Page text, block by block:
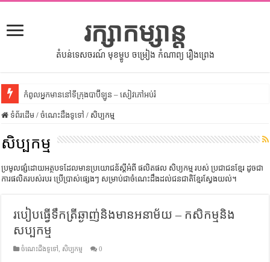
រក្សាកម្សាន្ត
តំបន់ទេសចរណ៍ មុខម្ហូប ចម្រៀង កំណាព្យ រឿងព្រេង
កំពូលអ្នកមាននៅទីក្រុងបាប៊ីឡូន – សៀវភៅអប់រំ
សីលធម៌នៅក្នុងសង្គមខ្មែរ – សៀវភៅចំណេះដឹងទូទៅ
សិល្បះចរចា – សៀវភៅពាណិជ្ជកម្ម
ដើមកំណើតអង្គរ – សៀវភៅចំណេះដឹងទូទៅ
ទំនាក់ទំនងកម្ពុជានិងចិន – សៀវភៅចំណេះដឹងទូទៅ
ព្រះបាទធម្មិក – សៀវភៅចំណេះដឹងទូទៅ
ទំព័រដើម / ចំណេះដឹងទូទៅ / សិប្បកម្ម
សិប្បកម្ម
ប្រមូលផ្សំដោយអត្ថបទដែលមានប្រយោជន័ស្តីអំពី ផលិតផល សិប្យកម្ម របស់ ប្រជាជនខ្មែរ ដូចជា
ការផលិតរបស់របរ ប្រើប្រាស់ផ្សេងៗ សម្រាប់ជាចំណេះដឹងដល់ជនជាតិខ្មែរស្វែងយល់។
របៀបធ្វើទឹកត្រីឆ្ងាញ់និងមានអនាម័យ – កសិកម្មនិង
សប្បកម្ម
ចំណេះដឹងទូទៅ សិប្បកម្ម 0